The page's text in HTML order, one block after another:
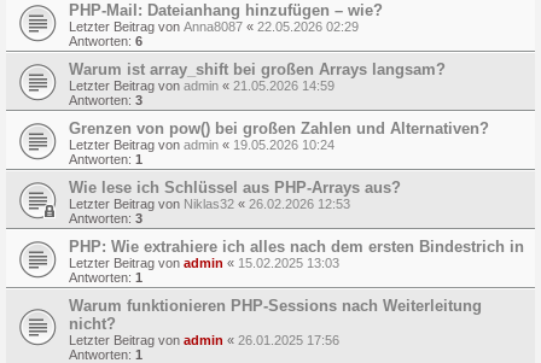
PHP-Mail: Dateianhang hinzufügen – wie?
Letzter Beitrag von Anna8087 « 22.05.2026 02:29
Antworten: 6
Warum ist array_shift bei großen Arrays langsam?
Letzter Beitrag von admin « 21.05.2026 14:59
Antworten: 3
Grenzen von pow() bei großen Zahlen und Alternativen?
Letzter Beitrag von admin « 19.05.2026 10:24
Antworten: 1
Wie lese ich Schlüssel aus PHP-Arrays aus?
Letzter Beitrag von Niklas32 « 26.02.2026 12:53
Antworten: 3
PHP: Wie extrahiere ich alles nach dem ersten Bindestrich in
Letzter Beitrag von admin « 15.02.2025 13:03
Antworten: 1
Warum funktionieren PHP-Sessions nach Weiterleitung
nicht?
Letzter Beitrag von admin « 26.01.2025 17:56
Antworten: 1